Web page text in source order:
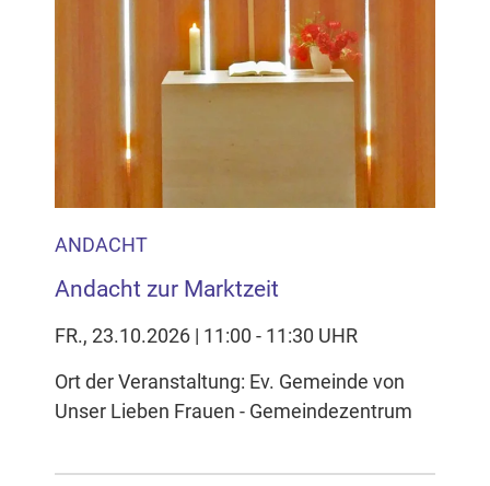
ANDACHT
Andacht zur Marktzeit
FR., 23.10.2026 | 11:00 - 11:30 UHR
Ort der Veranstaltung: Ev. Gemeinde von
Unser Lieben Frauen - Gemeindezentrum